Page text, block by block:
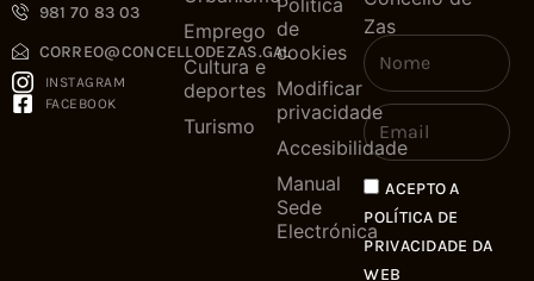
981 70 83 03
CORREO@CONCELLODEZAS.GAL
INSTAGRAM
FACEBOOK
Emprego
Cultura e
deportes
Turismo
Política
de
cookies
Modificar
privacidade
Accesibilidade
Manual
Sede
Electrónica
Zas
ACEPTO A
POLÍTICA DE
PRIVACIDADE DA
WEB